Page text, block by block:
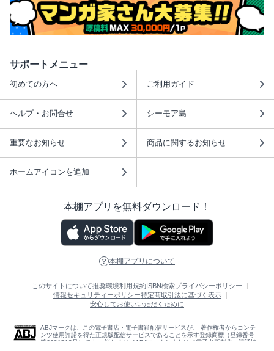
サポートメニュー
初めての方へ ご利用ガイド
ヘルプ・お問合せ シーモア島
重要なお知らせ 商品に関するお知らせ
ホームアイコンを追加
本棚アプリを無料ダウンロード！
本棚アプリについて
このサイトについて推奨環境利用規約ISBN検索プライバシーポリシー
情報セキュリティーポリシー特定商取引法に基づく表示
安心してお使いいただくために
ABJマークは、この電子書店・電子書籍配信サービスが、 著作権者からコンテ
ンツ使用許諾を得た正規版配信サービスであることを示す登録商標（登録番号
第6091713号）です。 詳しくは［ABJマーク］または［電子出版制作・流通協